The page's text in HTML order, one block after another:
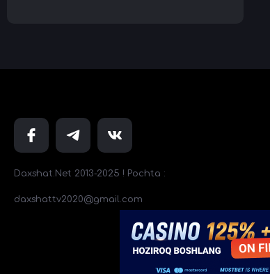
Daxshat.Net 2013-2025 ! Pochta :
daxshattv2020@gmail.com